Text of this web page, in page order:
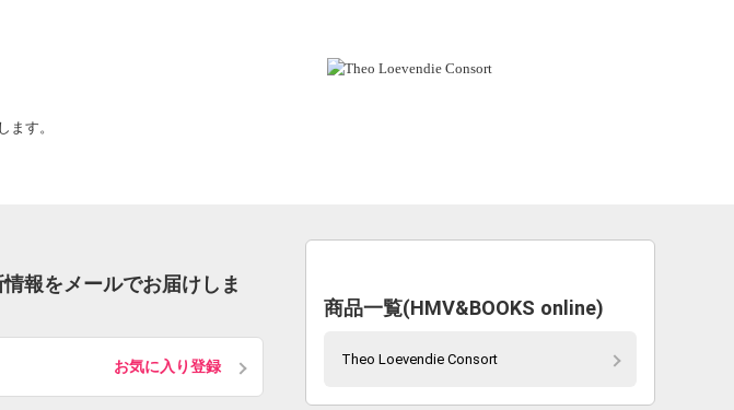
ます。
報をメールでお届けしま
お気に入り登録
商品一覧(HMV&BOOKS online)
Theo Loevendie Consort